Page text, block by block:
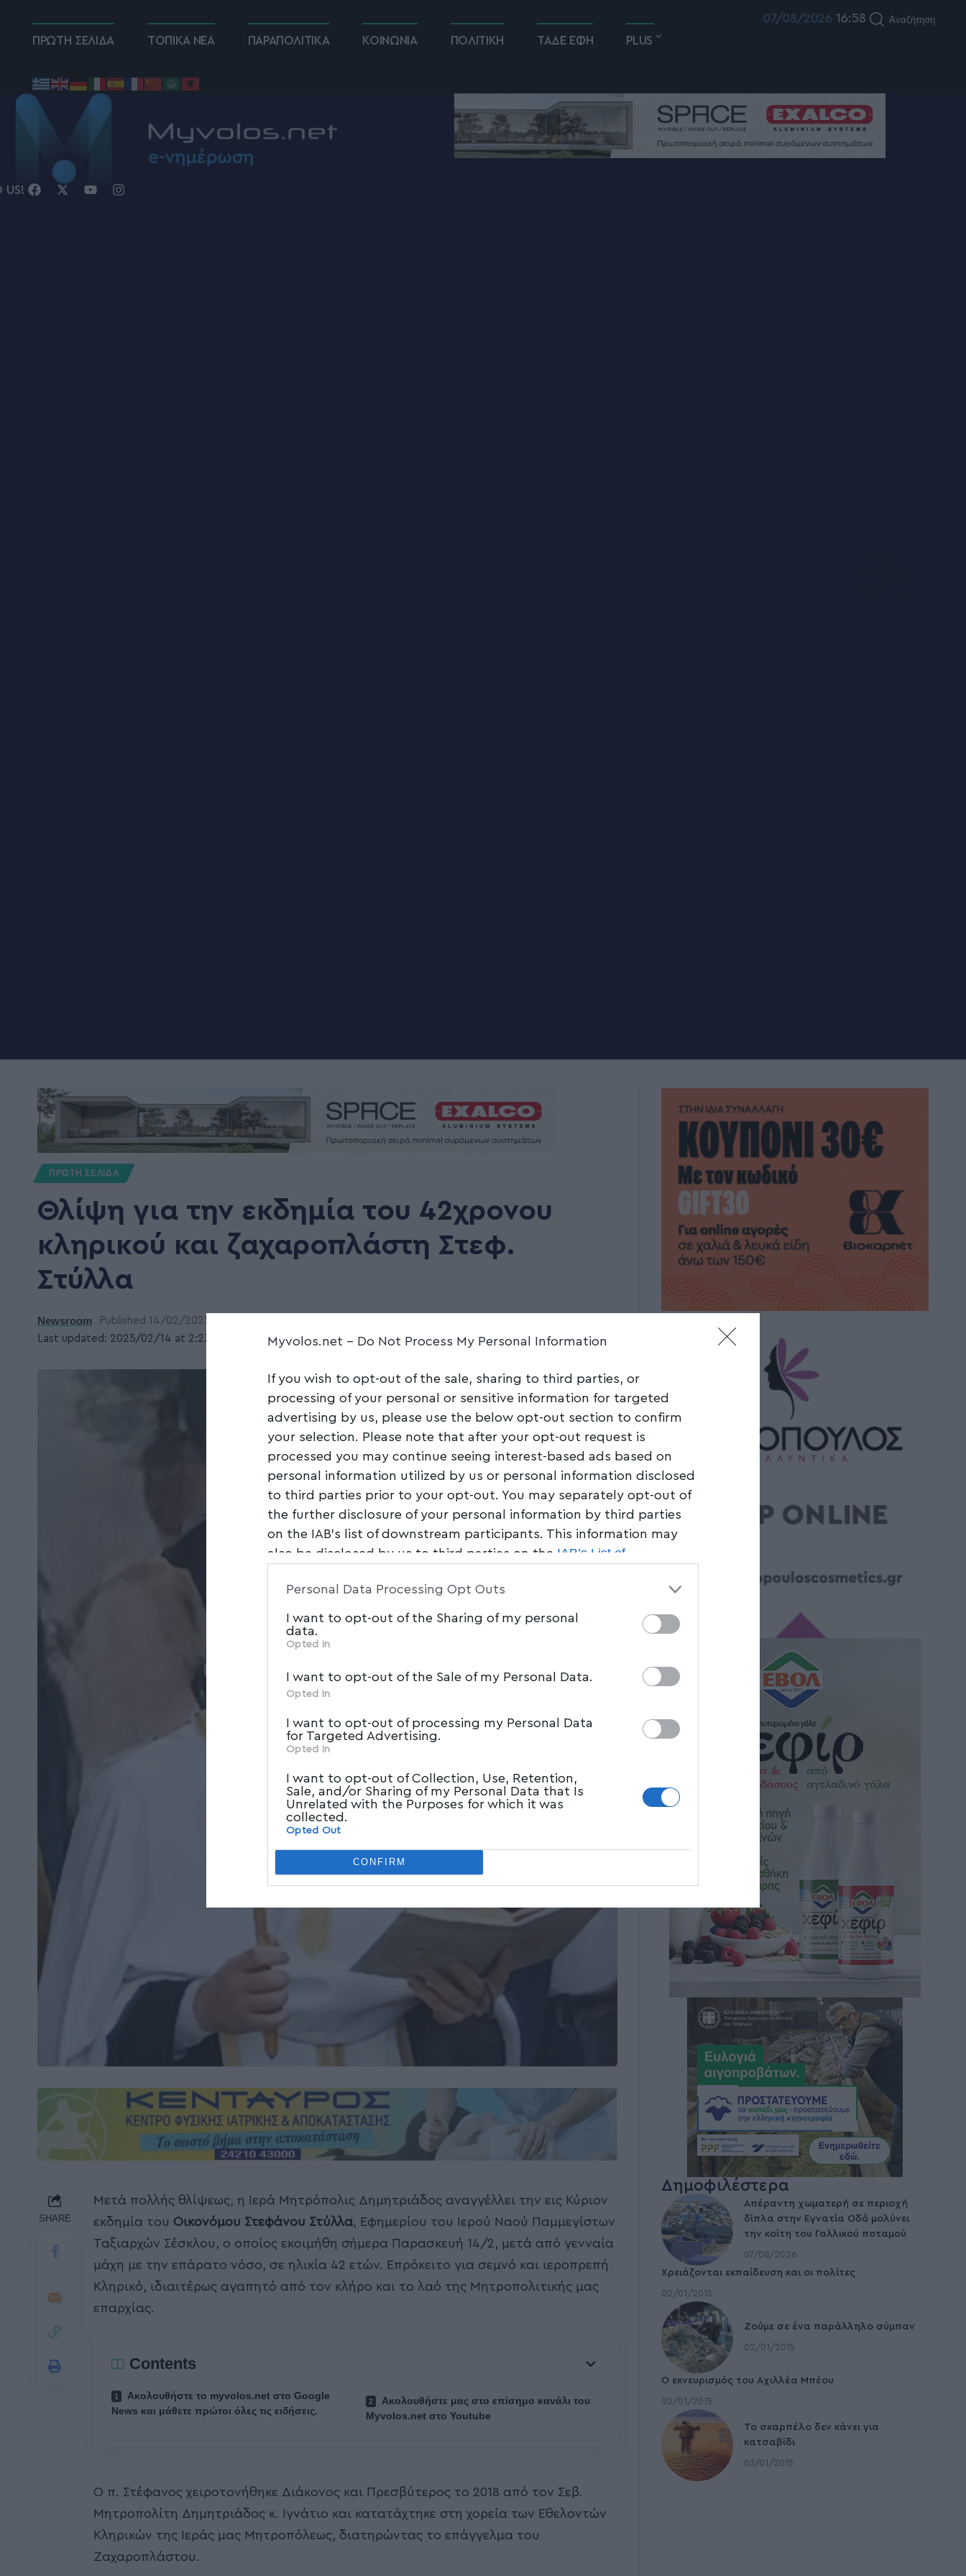
Myvolos.net - Do Not Process My Personal Information
If you wish to opt-out of the sale, sharing to third parties, or
processing of your personal or sensitive information for targeted
advertising by us, please use the below opt-out section to confirm
your selection. Please note that after your opt-out request is
processed you may continue seeing interest-based ads based on
personal information utilized by us or personal information disclosed
to third parties prior to your opt-out. You may separately opt-out of
the further disclosure of your personal information by third parties
on the IAB’s list of downstream participants. This information may
also be disclosed by us to third parties on the IAB’s List of
parties.
Personal Data Processing Opt Outs
I want to opt-out of the Sharing of my personal
data.
Opted In
I want to opt-out of the Sale of my Personal Data.
Opted In
I want to opt-out of processing my Personal Data
for Targeted Advertising.
Opted In
I want to opt-out of Collection, Use, Retention,
Sale, and/or Sharing of my Personal Data that Is
Unrelated with the Purposes for which it was
collected.
Opted Out
CONFIRM
ΠΡΩΤΗ ΣΕΛΙΔΑ ΤΟΠΙΚΑ ΝΕΑ ΠΑΡΑΠΟΛΙΤΙΚΑ ΚΟΙΝΩΝΙΑ ΠΟΛΙΤΙΚΗ ΤΑΔΕ ΕΦΗ PLUS
07/08/2026 16:58 Αναζήτηση
US!
ΠΡΩΤΗ ΣΕΛΙΔΑ
Θλίψη για την εκδημία του 42χρονου
κληρικού και ζαχαροπλάστη Στεφ.
Στύλλα
Last updated: 2025/02/14 at 2:23 ΜΜ
Newsroom Published 14/02/2025
SHARE
Μετά πολλής θλίψεως, η Ιερά Μητρόπολις Δημητριάδος αναγγέλλει την εις Κύριον
εκδημία του Οικονόμου Στεφάνου Στύλλα, Εφημερίου του Ιερού Ναού Παμμεγίστων
Ταξιαρχών Σέσκλου, ο οποίος εκοιμήθη σήμερα Παρασκευή 14/2, μετά από γενναία
μάχη με την επάρατο νόσο, σε ηλικία 42 ετών. Επρόκειτο για σεμνό και ιεροπρεπή
Κληρικό, ιδιαιτέρως αγαπητό από τον κλήρο και το λαό της Μητροπολιτικής μας
επαρχίας.
Contents
Ακολουθήστε το myvolos.net στο Google
News και μάθετε πρώτοι όλες τις ειδήσεις.
Ακολουθήστε μας στο επίσημο κανάλι του
Myvolos.net στο Youtube
Ο π. Στέφανος χειροτονήθηκε Διάκονος και Πρεσβύτερος το 2018 από τον Σεβ.
Μητροπολίτη Δημητριάδος κ. Ιγνάτιο και κατατάχτηκε στη χορεία των Εθελοντών
Κληρικών της Ιεράς μας Μητροπόλεως, διατηρώντας το επάγγελμα του
Ζαχαροπλάστου.
Δημοφιλέστερα
Απέραντη χωματερή σε περιοχή
δίπλα στην Εγνατία Οδό μολύνει
την κοίτη του Γαλλικού ποταμού
07/08/2026
Χρειάζονται εκπαίδευση και οι πολίτες
02/01/2015
Ζούμε σε ένα παράλληλο σύμπαν
02/01/2015
Ο εκνευρισμός του Αχιλλέα Μπέου
02/01/2015
To σκαρπέλο δεν κάνει για
κατσαβίδι
03/01/2015